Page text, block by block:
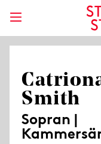
Smith
Sopran |